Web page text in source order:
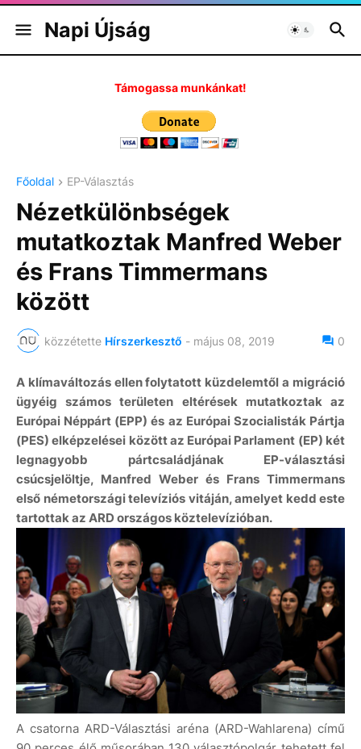
Napi Újság
Támogassa munkánkat!
Főoldal EP-Választás
Nézetkülönbségek
mutatkoztak Manfred Weber
és Frans Timmermans
között
közzétette Hírszerkesztő - május 08, 2019 0
A klímaváltozás ellen folytatott küzdelemtől a migráció
ügyéig számos területen eltérések mutatkoztak az
Európai Néppárt (EPP) és az Európai Szocialisták Pártja
(PES) elképzelései között az Európai Parlament (EP) két
legnagyobb pártcsaládjának EP-választási
csúcsjelöltje, Manfred Weber és Frans Timmermans
első németországi televíziós vitáján, amelyet kedd este
tartottak az ARD országos köztelevízióban.
A csatorna ARD-Választási aréna (ARD-Wahlarena) című